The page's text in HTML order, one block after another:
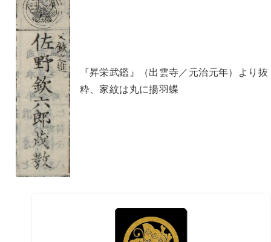
『昇栄武鑑』（出雲寺／元治元年）より抜
粋、家紋は丸に揚羽蝶